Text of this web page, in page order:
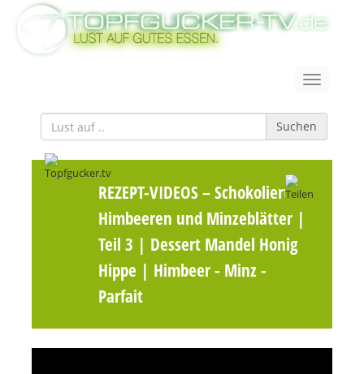
Suchen
REZEPT-VIDEOS– Schokolierte
Himbeeren und Minzeblätter |
Teil 3 | Dessert Mandel Honig
Hippe | Himbeer - Minz -
Parfait